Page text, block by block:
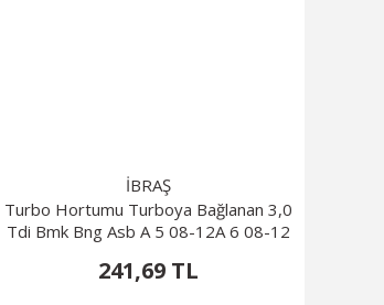
İBRAŞ
Turbo Hortumu Turboya Bağlanan 3,0
Tdi Bmk Bng Asb A 5 08-12A 6 08-12
241,69 TL